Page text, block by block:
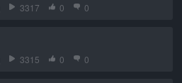
3317 0 0
3315 0 0